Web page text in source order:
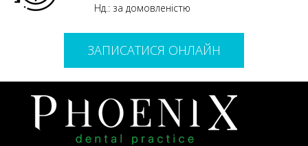
Нд.: за домовленістю
ЗАПИСАТИСЯ ОНЛАЙН